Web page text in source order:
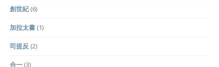
創世紀(6)
加拉太書 (1)
司提反 (2)
合一 (3)